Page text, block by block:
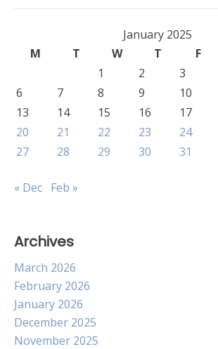
January 2025
M
T W T F
1
2 3
6
7 8 9 10
13
14 15 16 17
20
21 22 23 24
27
28 29 30 31
« Dec Feb »
Archives
March 2026
February 2026
January 2026
December 2025
November 2025